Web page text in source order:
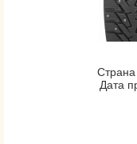
Страна
Дата